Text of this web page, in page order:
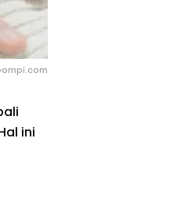
ini